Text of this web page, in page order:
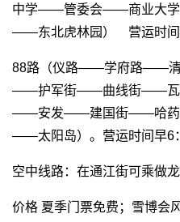
中学——管委会——商业大
——东北虎林园） 营运时间
88路（仪路——学府路——
——护军街——曲线街——
——安发——建国街——哈药
——太阳岛）。营运时间早6
空中线路：在通江街可乘做
价格 夏季门票免费；雪博会